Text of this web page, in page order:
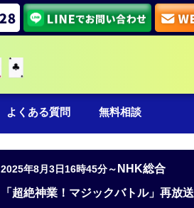
よくある質問 無料相談
2025年8月3日16時45分～ NHK総合
「超絶神業！マジックバトル」再放送